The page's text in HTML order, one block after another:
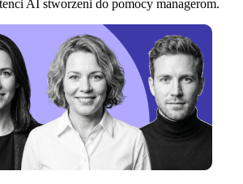
AI stworzeni do pomocy managerom.